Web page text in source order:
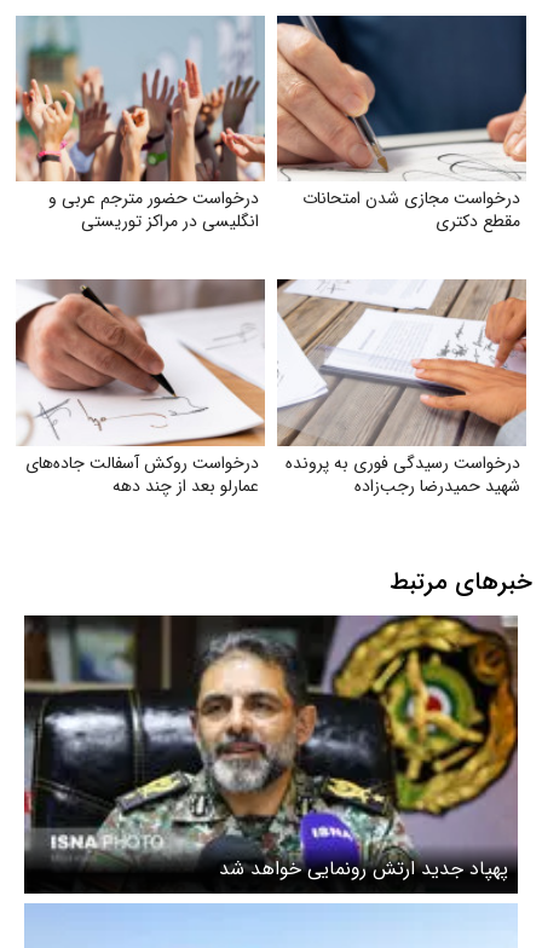
درخواست مجازی شدن امتحانات
مقطع دکتری
درخواست حضور مترجم عربی و
انگلیسی در مراکز توریستی
درخواست رسیدگی فوری به پرونده
شهید حمیدرضا رجب‌زاده
درخواست روکش آسفالت جاده‌های
عمارلو بعد از چند دهه
خبرهای مرتبط
پهپاد جدید ارتش رونمایی خواهد شد